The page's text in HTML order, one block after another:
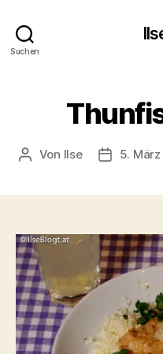
Suchen
Beitragsautor
Von Ilse 5.